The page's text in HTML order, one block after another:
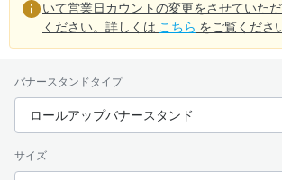
いて営業日カウントの変更をさせていた
ください。詳しくは こちら をご覧くださ
バナースタンドタイプ
ロールアップバナースタンド
サイズ